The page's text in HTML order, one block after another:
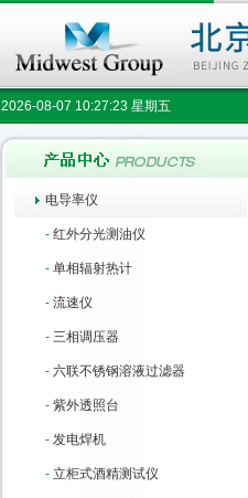
2026-08-07 10:27:24 星期五
电导率仪
- 红外分光测油仪
- 单相辐射热计
- 流速仪
- 三相调压器
- 六联不锈钢溶液过滤器
- 紫外透照台
- 发电焊机
- 立柜式酒精测试仪